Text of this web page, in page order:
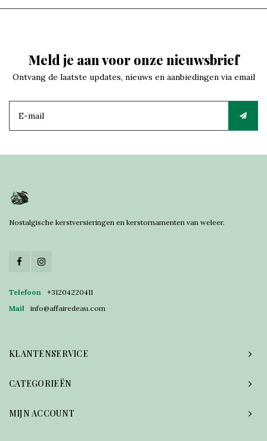
Meld je aan voor onze nieuwsbrief
Ontvang de laatste updates, nieuws en aanbiedingen via email
Nostalgische kerstversieringen en kerstornamenten van weleer.
Telefoon
+31204220411
Mail
info@affairedeau.com
KLANTENSERVICE
CATEGORIEËN
MIJN ACCOUNT